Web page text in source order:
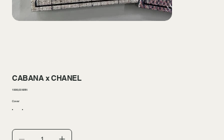
CABANA x CHANEL
Prezzo
1999,00 MXN
Cover